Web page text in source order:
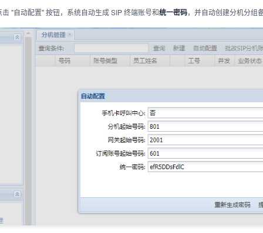
"自动配置" 按钮，系统自动生成 SIP 终端账号和统一密码，并自动创建分机分组